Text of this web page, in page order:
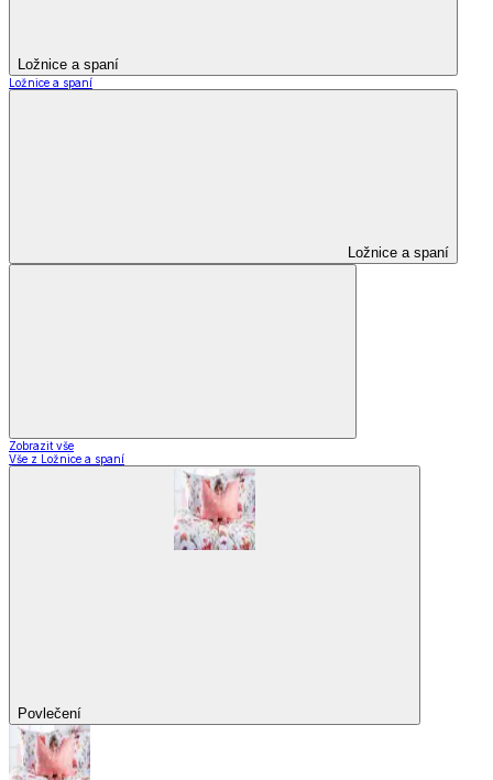
Ložnice a spaní
Ložnice a spaní
Ložnice a spaní
Zobrazit vše
Vše z Ložnice a spaní
Povlečení